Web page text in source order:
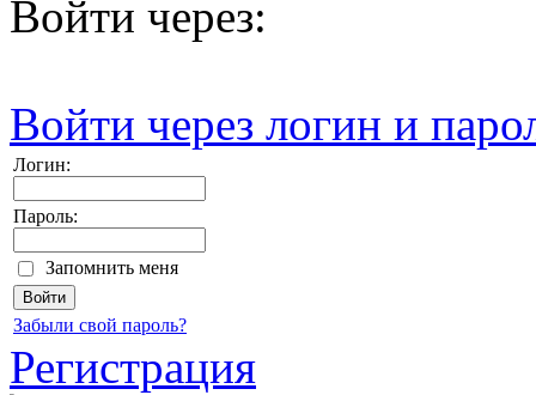
Войти через:
Войти через логин и
Логин:
Пароль:
Запомнить меня
Забыли свой пароль?
Регистрация